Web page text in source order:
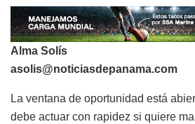
Alma Solís
asolis@noticiasdepanama.com
La ventana de oportunidad está
debe actuar con rapidez si quiere